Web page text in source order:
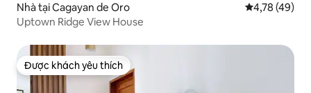
Nhà tại Cagayan de Oro Xếp hạng
4,78 (49)
Uptown Ridge View House
Được khách yêu thích
Được khách yêu thích